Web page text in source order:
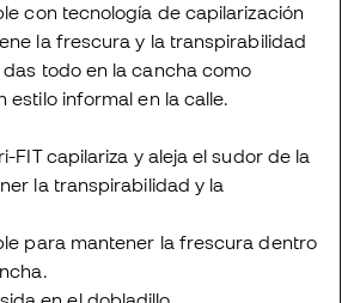
con tecnología de capilarización
la frescura y la transpirabilidad
todo en la cancha como
estilo informal en la calle.
FIT capilariza y aleja el sudor de la
la transpirabilidad y la
para mantener la frescura dentro